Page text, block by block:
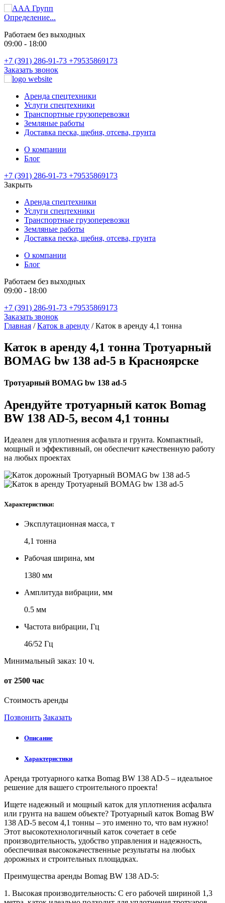
Определение...
Работаем без выходных
09:00 - 18:00
+7 (391) 286-91-73 +79535869173
Заказать звонок
Аренда спецтехники
Услуги спецтехники
Транспортные грузоперевозки
Земляные работы
Доставка песка, щебня, отсева, грунта
О компании
Блог
+7 (391) 286-91-73 +79535869173
Закрыть
Аренда спецтехники
Услуги спецтехники
Транспортные грузоперевозки
Земляные работы
Доставка песка, щебня, отсева, грунта
О компании
Блог
Работаем без выходных
09:00 - 18:00
+7 (391) 286-91-73 +79535869173
Заказать звонок
Главная /Каток в аренду /Каток в аренду 4,1 тонна
Каток в аренду 4,1 тонна Тротуарный
BOMAG bw 138 ad-5 в Красноярске
Тротуарный BOMAG bw 138 ad-5
Арендуйте тротуарный каток Bomag
BW 138 AD-5, весом 4,1 тонны
Идеален для уплотнения асфальта и грунта. Компактный,
мощный и эффективный, он обеспечит качественную работу
на любых проектах
Характеристики:
Эксплутационная масса, т
4,1 тонна
Рабочая ширина, мм
1380 мм
Амплитуда вибрации, мм
0.5 мм
Частота вибрации, Гц
46/52 Гц
Минимальный заказ: 10 ч.
от 2500 час
Стоимость аренды
Позвонить Заказать
Описание
Характеристики
Аренда тротуарного катка Bomag BW 138 AD-5 – идеальное
решение для вашего строительного проекта!
Ищете надежный и мощный каток для уплотнения асфальта
или грунта на вашем объекте? Тротуарный каток Bomag BW
138 AD-5 весом 4,1 тонны – это именно то, что вам нужно!
Этот высокотехнологичный каток сочетает в себе
производительность, удобство управления и надежность,
обеспечивая высококачественные результаты на любых
дорожных и строительных площадках.
Преимущества аренды Bomag BW 138 AD-5:
1. Высокая производительность: С его рабочей шириной 1,3